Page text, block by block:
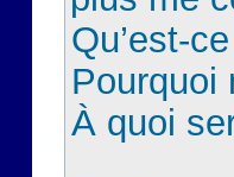
Qu’est-
Pourquoi
À quoi